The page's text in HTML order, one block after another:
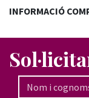
INFORMACIÓ